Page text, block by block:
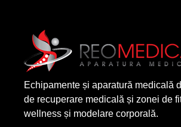
Echipamente și aparatură medicală
de recuperare medicală și zonei de
wellness și modelare corporală.